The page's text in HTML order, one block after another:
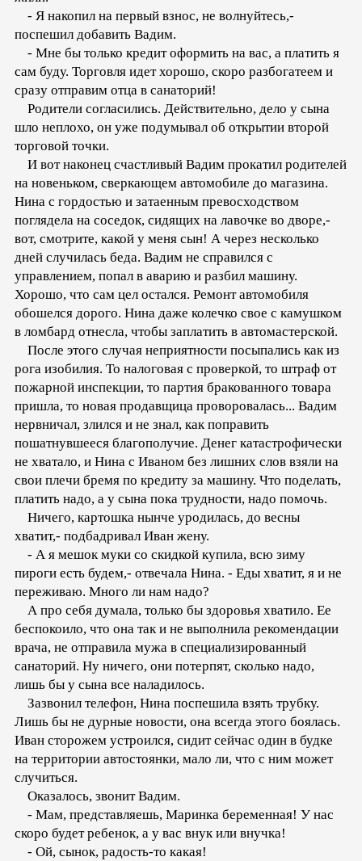
- Я накопил на первый взнос, не волнуйтесь,-
поспешил добавить Вадим.
- Мне бы только кредит оформить на вас, а платить я
сам буду. Торговля идет хорошо, скоро разбогатеем и
сразу отправим отца в санаторий!
Родители согласились. Действительно, дело у сына
шло неплохо, он уже подумывал об открытии второй
торговой точки.
И вот наконец счастливый Вадим прокатил родителей
на новеньком, сверкающем автомобиле до магазина.
Нина с гордостью и затаенным превосходством
поглядела на соседок, сидящих на лавочке во дворе,-
вот, смотрите, какой у меня сын! А через несколько
дней случилась беда. Вадим не справился с
управлением, попал в аварию и разбил машину.
Хорошо, что сам цел остался. Ремонт автомобиля
обошелся дорого. Нина даже колечко свое с камушком
в ломбард отнесла, чтобы заплатить в автомастерской.
После этого случая неприятности посыпались как из
рога изобилия. То налоговая с проверкой, то штраф от
пожарной инспекции, то партия бракованного товара
пришла, то новая продавщица проворовалась... Вадим
нервничал, злился и не знал, как поправить
пошатнувшееся благополучие. Денег катастрофически
не хватало, и Нина с Иваном без лишних слов взяли на
свои плечи бремя по кредиту за машину. Что поделать,
платить надо, а у сына пока трудности, надо помочь.
Ничего, картошка нынче уродилась, до весны
хватит,- подбадривал Иван жену.
- А я мешок муки со скидкой купила, всю зиму
пироги есть будем,- отвечала Нина. - Еды хватит, я и не
переживаю. Много ли нам надо?
А про себя думала, только бы здоровья хватило. Ее
беспокоило, что она так и не выполнила рекомендации
врача, не отправила мужа в специализированный
санаторий. Ну ничего, они потерпят, сколько надо,
лишь бы у сына все наладилось.
Зазвонил телефон, Нина поспешила взять трубку.
Лишь бы не дурные новости, она всегда этого боялась.
Иван сторожем устроился, сидит сейчас один в будке
на территории автостоянки, мало ли, что с ним может
случиться.
Оказалось, звонит Вадим.
- Мам, представляешь, Маринка беременная! У нас
скоро будет ребенок, а у вас внук или внучка!
- Ой, сынок, радость-то какая!